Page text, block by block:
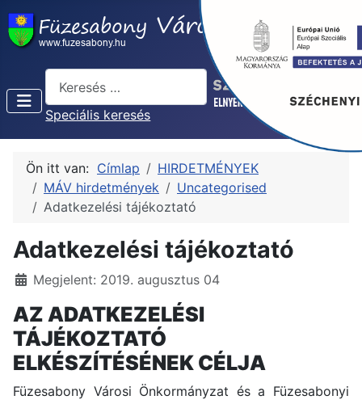
Keresés...
Speciális keresés
Ön itt van: Címlap
HIRDETMÉNYEK
MÁV hirdetmények
Uncategorised
Adatkezelési tájékoztató
Adatkezelési tájékoztató
Részletek
Megjelent: 2019. augusztus 04
AZ ADATKEZELÉSI
TÁJÉKOZTATÓ
ELKÉSZÍTÉSÉNEK CÉLJA
Füzesabony Városi Önkormányzat és a Füzesabonyi